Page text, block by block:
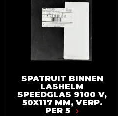
SPATRUIT BINNEN
LASHELM
SPEEDGLAS 9100 V,
50X117 MM, VERP.
PER 5